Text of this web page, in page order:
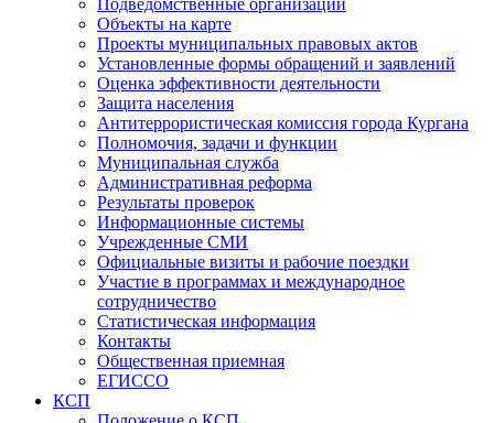
Подведомственные организации
Объекты на карте
Проекты муниципальных правовых актов
Установленные формы обращений и заявлений
Оценка эффективности деятельности
Защита населения
Антитеррористическая комиссия города Кургана
Полномочия, задачи и функции
Муниципальная служба
Административная реформа
Результаты проверок
Информационные системы
Учрежденные СМИ
Официальные визиты и рабочие поездки
Участие в программах и международное
сотрудничество
Статистическая информация
Контакты
Общественная приемная
ЕГИССО
КСП